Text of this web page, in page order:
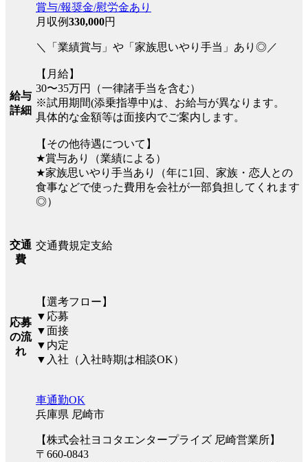
給与
詳細
賞与/報奨金/慰労金あり
月収例330,000円
＼「業績賞与」や「家族思いやり手当」あり◎／
【月給】
30〜35万円（一律諸手当を含む）
※試用期間(添乗指導中)は、お給与が異なります。
具体的な金額等は面接内でご案内します。
【その他待遇について】
★賞与あり（業績による）
★家族思いやり手当あり（年に1回、家族・恋人との
食事などで使った費用を会社が一部負担してくれます
◎）
交通
費
交通費規定支給
応募
の流
れ
【選考フロー】
▼応募
▼面接
▼内定
▼入社（入社時期は相談OK）
車通勤OK
兵庫県 尼崎市
【株式会社ヨコタエンタープライズ 尼崎営業所】
〒660-0843